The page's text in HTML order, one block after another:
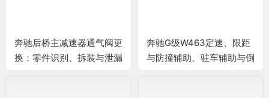
奔驰后桥主减速器通气阀更
换：零件识别、拆装与泄漏
奔驰G级W463定速、限距
与防撞辅助、驻车辅助与倒